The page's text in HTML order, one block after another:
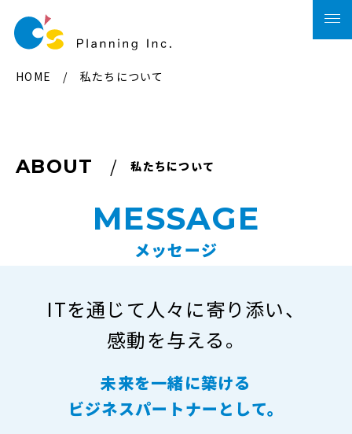
HOME / 私たちについて
ABOUT 私たちについて
MESSAGE
メッセージ
ITを通じて人々に寄り添い、
感動を与える。
未来を一緒に築ける
ビジネスパートナーとして。